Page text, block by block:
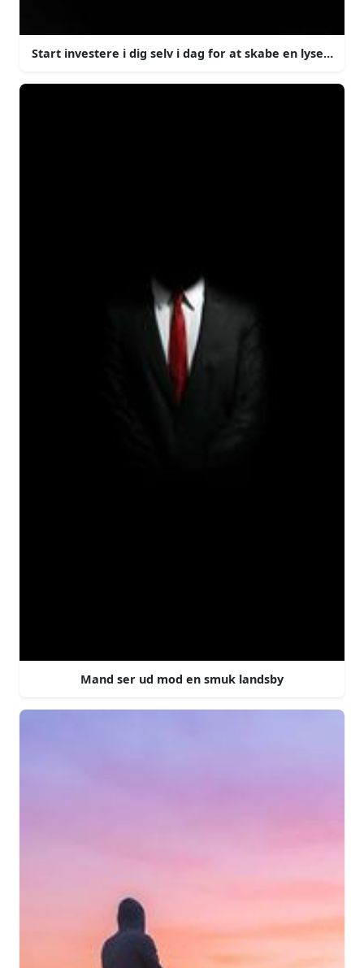
Start investere i dig selv i dag for at skabe en lyser
Mand ser ud mod en smuk landsby